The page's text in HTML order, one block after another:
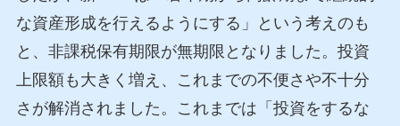
な資産形成を行えるようにする」という考えのも
と、非課税保有期限が無期限となりました。投資
上限額も大きく増え、これまでの不便さや不十分
さが解消されました。これまでは「投資をするな